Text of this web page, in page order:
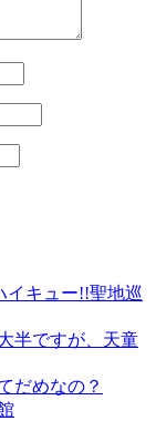
イキュー!!聖地巡
半ですが、天童
だめなの？